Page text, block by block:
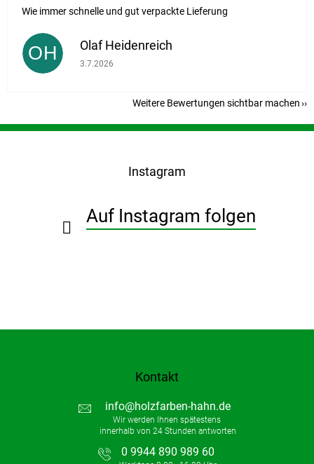
Wie immer schnelle und gut verpackte Lieferung
OH Olaf Heidenreich
Die Shop-Bewertung beträgt 5 von 5 Sternen.
3.7.2026
Weitere Bewertungen sichtbar machen
F
Instagram
Auf Instagram folgen
Kontakt
info@holzfarben-hahn.de
0 9944 890 989 60